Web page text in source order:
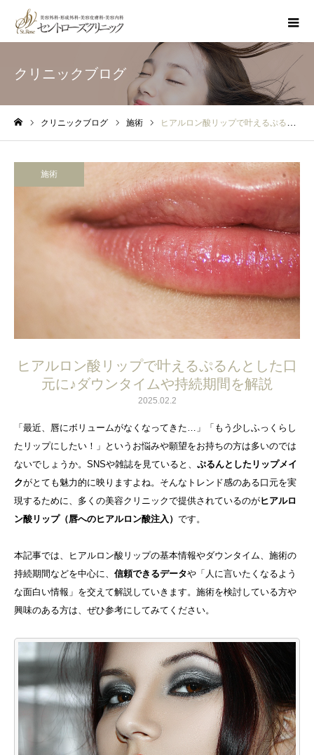
クリニックブログ
クリニックブログ 施術 ヒアルロン酸リップで叶えるぷるんとした口元に♪ダウンタイムや持続期間を解説
施術
ヒアルロン酸リップで叶えるぷるんとした口
元に♪ダウンタイムや持続期間を解説
2025.02.2
「最近、唇にボリュームがなくなってきた…」「もう少しふっくらし
たリップにしたい！」というお悩みや願望をお持ちの方は多いのでは
ないでしょうか。SNSや雑誌を見ていると、 ぷるんとしたリップメイ
クがとても魅力的に映りますよね。そんなトレンド感のある口元を実
現するために、多くの美容クリニックで提供されているのがヒアルロ
ン酸リップ（唇へのヒアルロン酸注入） です。
本記事では、ヒアルロン酸リップの基本情報やダウンタイム、施術の
持続期間などを中心に、 信頼できるデータや「人に言いたくなるよう
な面白い情報」を交えて解説していきます。施術を検討している方や
興味のある方は、ぜひ参考にしてみてください。